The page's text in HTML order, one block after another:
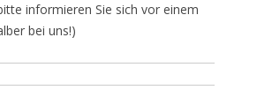
informieren Sie sich vor einem
bei uns!)